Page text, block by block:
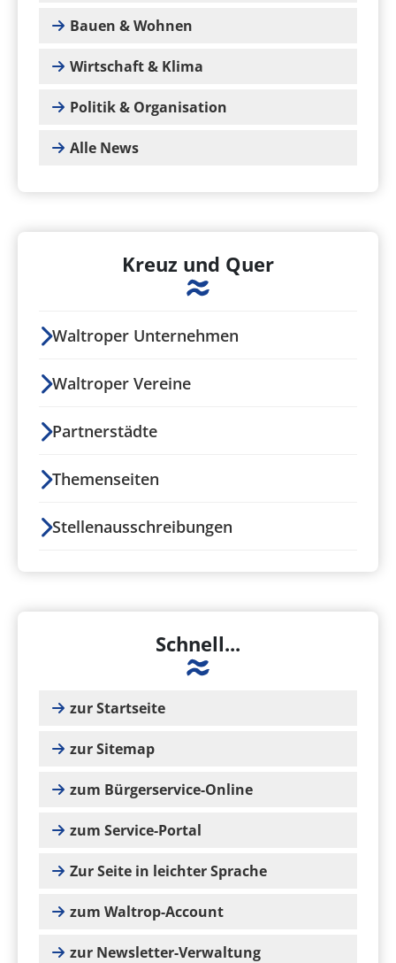
Bauen & Wohnen
Wirtschaft & Klima
Politik & Organisation
Alle News
Kreuz und Quer
Waltroper Unternehmen
Waltroper Vereine
Partnerstädte
Themenseiten
Stellenausschreibungen
Schnell...
zur Startseite
zur Sitemap
zum Bürgerservice-Online
zum Service-Portal
Zur Seite in leichter Sprache
zum Waltrop-Account
zur Newsletter-Verwaltung